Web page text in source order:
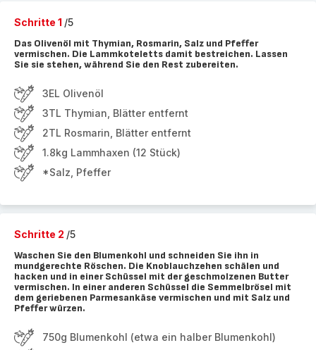
Schritte 1 /5
Das Olivenöl mit Thymian, Rosmarin, Salz und Pfeffer
vermischen. Die Lammkoteletts damit bestreichen. Lassen
Sie sie stehen, während Sie den Rest zubereiten.
3EL Olivenöl
3TL Thymian, Blätter entfernt
2TL Rosmarin, Blätter entfernt
1.8kg Lammhaxen (12 Stück)
*Salz, Pfeffer
Schritte 2 /5
Waschen Sie den Blumenkohl und schneiden Sie ihn in
mundgerechte Röschen. Die Knoblauchzehen schälen und
hacken und in einer Schüssel mit der geschmolzenen Butter
vermischen. In einer anderen Schüssel die Semmelbrösel mit
dem geriebenen Parmesankäse vermischen und mit Salz und
Pfeffer würzen.
750g Blumenkohl (etwa ein halber Blumenkohl)